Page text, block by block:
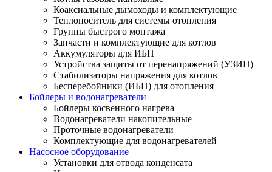
Коаксиальные дымоходы и комплектующие
Теплоноситель для системы отопления
Группы быстрого монтажа
Запчасти и комплектующие для котлов
Аккумуляторы для ИБП
Устройства защиты от перенапряжений (УЗИП)
Стабилизаторы напряжения для котлов
Бесперебойники (ИБП) для отопления
Бойлеры и водонагреватели
Бойлеры косвенного нагрева
Водонагреватели накопительные
Проточные водонагреватели
Комплектующие для водонагревателей
Насосное оборудование
Установки для отвода конденсата